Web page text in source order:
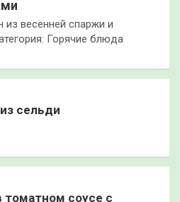
весенней спаржи и
Горячие блюда
сельди
томатном соусе с